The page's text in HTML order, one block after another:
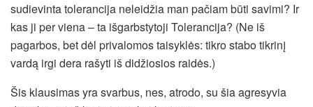
sudievinta tolerancija neleidžia man pačiam būti savimi? Ir
kas ji per viena – ta išgarbstytoji Tolerancija? (Ne iš
pagarbos, bet dėl privalomos taisyklės: tikro stabo tikrinį
vardą irgi dera rašyti iš didžiosios raidės.)
Šis klausimas yra svarbus, nes, atrodo, su šia agresyvia